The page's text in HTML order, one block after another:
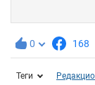
0 168
Теги